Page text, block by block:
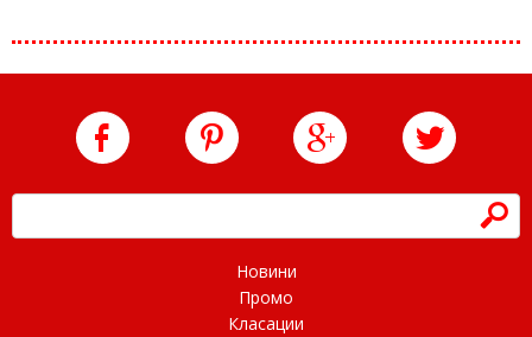
h
Новини
Промо
Класации